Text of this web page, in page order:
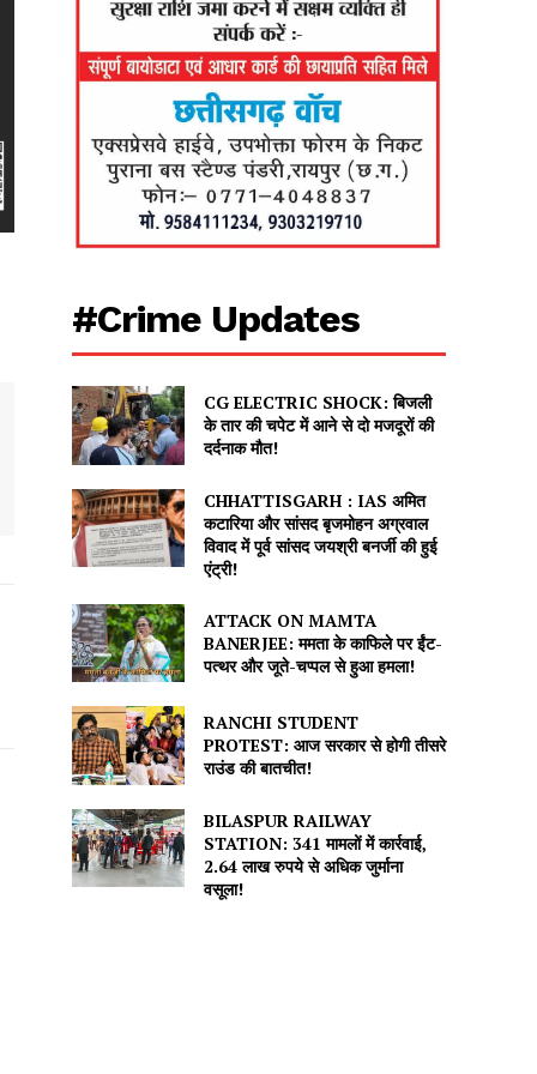
#Crime Updates
CG ELECTRIC SHOCK: बिजली
के तार की चपेट में आने से दो मजदूरों की
दर्दनाक मौत!
CHHATTISGARH : IAS अमित
कटारिया और सांसद बृजमोहन अग्रवाल
विवाद में पूर्व सांसद जयश्री बनर्जी की हुई
एंट्री!
ATTACK ON MAMTA
BANERJEE: ममता के काफिले पर ईंट-
पत्थर और जूते-चप्पल से हुआ हमला!
RANCHI STUDENT
PROTEST: आज सरकार से होगी तीसरे
राउंड की बातचीत!
BILASPUR RAILWAY
STATION: 341 मामलों में कार्रवाई,
2.64 लाख रुपये से अधिक जुर्माना
वसूला!